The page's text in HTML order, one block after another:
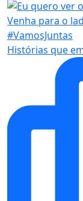
Histórias que